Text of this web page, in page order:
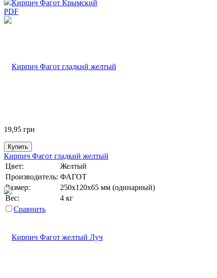
Кирпич Фагот Крымский
PDF
19,95 грн
Купить
Кирпич Фагот гладкий желтый
Цвет:
Желтый
Производитель: ФАГОТ
Размер:
250х120х65 мм (одинарный)
Вес:
4 кг
Сравнить